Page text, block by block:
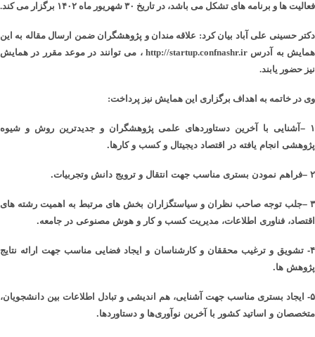
فعالیت ها و برنامه های تشکل می باشد، در تاریخ ۳۰ شهریور ماه ۱۴۰۲ برگزار می کند.
دکتر حسینی علی آباد بیان کرد: علاقه مندان و پژوهشگران ضمن ارسال مقاله به این
همایش به آدرس http://startup.confnashr.ir ، می توانند در موعد مقرر در همایش
نیز حضور یابند.
وی در خاتمه به اهداف برگزاری این همایش نیز پرداخت:
– ۱آشنایی با آخرین دستاوردهای علمی پژوهشگران و جدیدترین روش و شیوه
پژوهشی انجام یافته در اقتصاد دیجیتال و کسب و کارها.
۲ –فراهم نمودن بستری مناسب جهت انتقال و ترویج دانش وتجربيات.
۳–جلب توجه صاحب نظران و سیاستگزاران بخش های مرتبط به اهمیت رشته های
اقتصاد، فناوری اطلاعات، مدیریت کسب و کار و هوش مصنوعی در جامعه.
۴- تشویق و ترغیب محققان و کارشناسان و ایجاد فضایی مناسب جهت ارائه نتایج
پژوهش ها.
۵- ایجاد
بستری مناسب جهت آشنایی، هم‌ اندیشی و تبادل اطلاعات بین دانشجویان،
متخصصان و اساتید کشور با آخرین نوآوری‌ها و دستاوردها.